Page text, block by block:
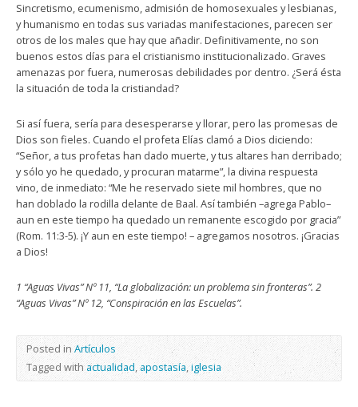
Sincretismo, ecumenismo, admisión de homosexuales y lesbianas,
y humanismo en todas sus variadas manifestaciones, parecen ser
otros de los males que hay que añadir. Definitivamente, no son
buenos estos días para el cristianismo institucionalizado. Graves
amenazas por fuera, numerosas debilidades por dentro. ¿Será ésta
la situación de toda la cristiandad?
Si así fuera, sería para desesperarse y llorar, pero las promesas de
Dios son fieles. Cuando el profeta Elías clamó a Dios diciendo:
“Señor, a tus profetas han dado muerte, y tus altares han derribado;
y sólo yo he quedado, y procuran matarme”, la divina respuesta
vino, de inmediato: “Me he reservado siete mil hombres, que no
han doblado la rodilla delante de Baal. Así también –agrega Pablo–
aun en este tiempo ha quedado un remanente escogido por gracia”
(Rom. 11:3-5). ¡Y aun en este tiempo! – agregamos nosotros. ¡Gracias
a Dios!
1 “Aguas Vivas” Nº 11, “La globalización: un problema sin fronteras”. 2
“Aguas Vivas” Nº 12, “Conspiración en las Escuelas”.
Posted in Artículos
Tagged withactualidad,apostasía,iglesia